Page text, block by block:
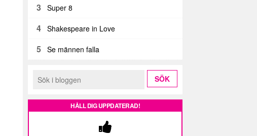
3 Super 8
4 Shakespeare in Love
5 Se männen falla
HÅLL DIG UPPDATERAD!